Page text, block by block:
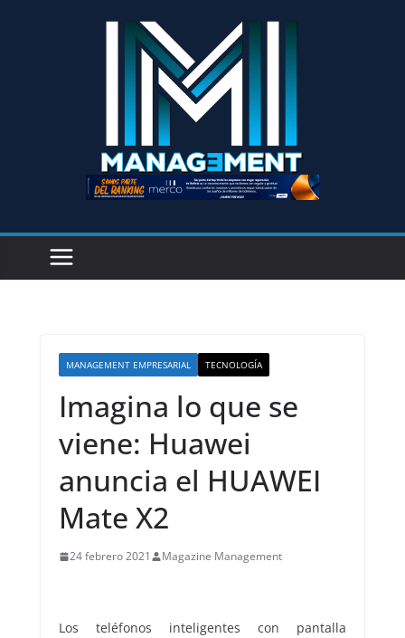
MANAGEMENT EMPRESARIAL TECNOLOGÍA
Imagina lo que se
viene: Huawei
anuncia el HUAWEI
Mate X2
24 febrero 2021 Magazine Management
Los teléfonos inteligentes con pantalla